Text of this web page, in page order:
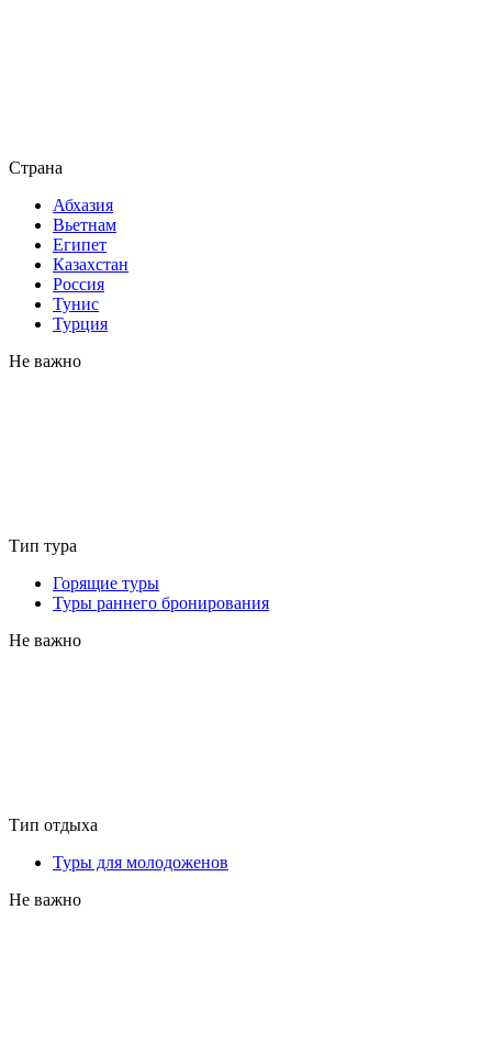
Страна
Абхазия
Вьетнам
Египет
Казахстан
Россия
Тунис
Турция
Не важно
Тип тура
Горящие туры
Туры раннего бронирования
Не важно
Тип отдыха
Туры для молодоженов
Не важно